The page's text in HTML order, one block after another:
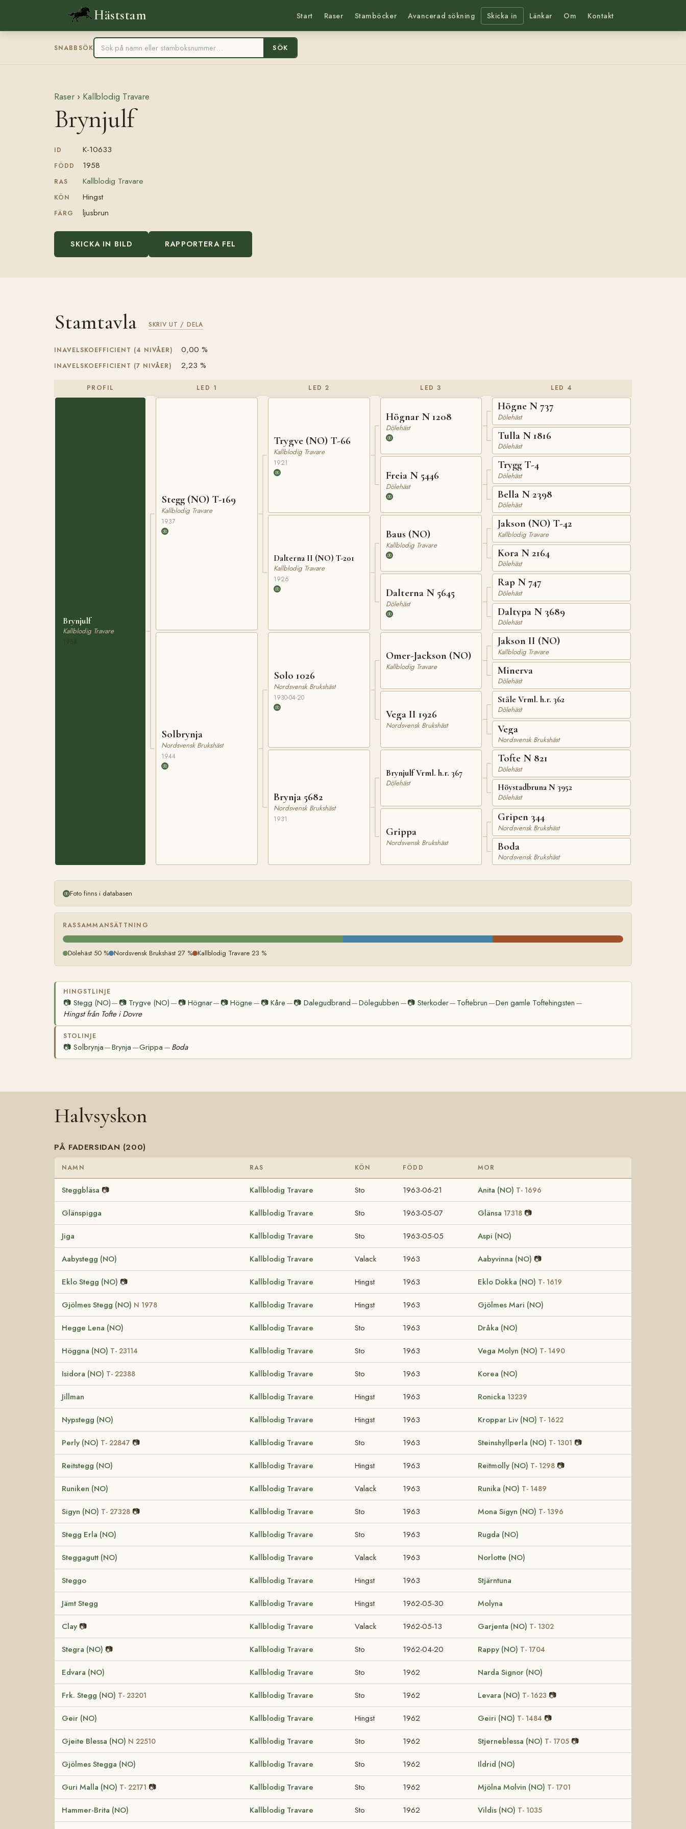
Häststam Start Raser Stamböcker Avancerad sökning Skicka in Länkar Om Kontakt
SNABBSÖK SÖK
Raser › Kallblodig Travare
Brynjulf
ID K-10633
FÖDD 1958
RAS Kallblodig Travare
KÖN Hingst
FÄRG ljusbrun
SKICKA IN BILD RAPPORTERA FEL
Stamtavla SKRIV UT / DELA
INAVELSKOEFFICIENT (4 NIVÅER) 0,00 %
INAVELSKOEFFICIENT (7 NIVÅER) 2,23 %
PROFIL
Brynjulf
Kallblodig Travare
LED 1
Stegg (NO) T-169
Kallblodig Travare
1937
Solbrynja
Nordsvensk Brukshäst
1944
LED 2
Trygve (NO) T-66
Kallblodig Travare
1921
Dalterna II (NO) T-201
Kallblodig Travare
1926
Solo 1026
Nordsvensk Brukshäst
1930-04-20
Brynja 5682
Nordsvensk Brukshäst
1931
LED 3
Högnar N 1208
Dölehäst
Freia N 5446
Dölehäst
Baus (NO)
Kallblodig Travare
Dalterna N 5645
Dölehäst
Omer-Jackson (NO)
Kallblodig Travare
Vega II 1926
Nordsvensk Brukshäst
Brynjulf Vrml. h.r. 367
Dölehäst
Grippa
Nordsvensk Brukshäst
LED 4
Högne N 737
Dölehäst
Tulla N 1816
Dölehäst
Trygg T-4
Dölehäst
Bella N 2398
Dölehäst
Jakson (NO) T-42
Kallblodig Travare
Kora N 2164
Dölehäst
Rap N 747
Dölehäst
Daltypa N 3689
Dölehäst
Jakson II (NO)
Kallblodig Travare
Minerva
Dölehäst
Ståle Vrml. h.r. 362
Dölehäst
Vega
Nordsvensk Brukshäst
Tofte N 821
Dölehäst
Höystadbruna N 3952
Dölehäst
Gripen 344
Nordsvensk Brukshäst
Boda
Nordsvensk Brukshäst
Foto finns i databasen
RASSAMMANSÄTTNING
Dölehäst 50 % Nordsvensk Brukshäst 27 % Kallblodig Travare 23 %
HINGSTLINJE
📷 Stegg (NO)— 📷 Trygve (NO) — 📷 Högnar— 📷 Högne — 📷Kåre —📷 Dalegudbrand—Dölegubben —📷 Sterkoder— Toftebrun —Den gamle Toftehingsten —
Hingst från Tofte i Dovre
STOLINJE
📷 Solbrynja—Brynja —Grippa — Boda
Halvsyskon
PÅ FADERSIDAN (200)
NAMN RAS KÖN FÖDD MOR
Steggbläsa 📷 Kallblodig Travare Sto 1963-06-21 Anita (NO) T- 1696
Glänspigga Kallblodig Travare Sto 1963-05-07 Glänsa 17318 📷
Jiga Kallblodig Travare Sto 1963-05-05 Aspi (NO)
Aabystegg (NO) Kallblodig Travare Valack 1963 Aabyvinna (NO) 📷
Eklo Stegg (NO) 📷 Kallblodig Travare Hingst 1963 Eklo Dokka (NO) T- 1619
Gjölmes Stegg (NO) N 1978 Kallblodig Travare Hingst 1963 Gjölmes Mari (NO)
Hegge Lena (NO) Kallblodig Travare Sto 1963 Dråka (NO)
Höggna (NO) T- 23114 Kallblodig Travare Sto 1963 Vega Molyn (NO) T- 1490
Isidora (NO) T- 22388 Kallblodig Travare Sto 1963 Korea (NO)
Jillman Kallblodig Travare Hingst 1963 Ronicka 13239
Nypstegg (NO) Kallblodig Travare Hingst 1963 Kroppar Liv (NO) T- 1622
Perly (NO) T- 22847 📷 Kallblodig Travare Sto 1963 Steinshyllperla (NO) T- 1301 📷
Reitstegg (NO) Kallblodig Travare Hingst 1963 Reitmolly (NO) T- 1298 📷
Runiken (NO) Kallblodig Travare Valack 1963 Runika (NO) T- 1489
Sigyn (NO) T- 27328 📷 Kallblodig Travare Sto 1963 Mona Sigyn (NO) T- 1396
Stegg Erla (NO) Kallblodig Travare Sto 1963 Rugda (NO)
Steggagutt (NO) Kallblodig Travare Valack 1963 Norlotte (NO)
Steggo Kallblodig Travare Hingst 1963 Stjärntuna
Jämt Stegg Kallblodig Travare Hingst 1962-05-30 Molyna
Clay 📷 Kallblodig Travare Valack 1962-05-13 Garjenta (NO) T- 1302
Stegra (NO) 📷 Kallblodig Travare Sto 1962-04-20 Rappy (NO) T- 1704
Edvara (NO) Kallblodig Travare Sto 1962 Narda Signor (NO)
Frk. Stegg (NO) T- 23201 Kallblodig Travare Sto 1962 Levara (NO) T- 1623 📷
Geir (NO) Kallblodig Travare Hingst 1962 Geiri (NO) T- 1484 📷
Gjeite Blessa (NO) N 22510 Kallblodig Travare Sto 1962 Stjerneblessa (NO) T- 1705 📷
Gjölmes Stegga (NO) Kallblodig Travare Sto 1962 Ildrid (NO)
Guri Malla (NO) T- 22171 📷 Kallblodig Travare Sto 1962 Mjölna Molvin (NO) T- 1701
Hammer-Brita (NO) Kallblodig Travare Sto 1962 Vildis (NO) T- 1035